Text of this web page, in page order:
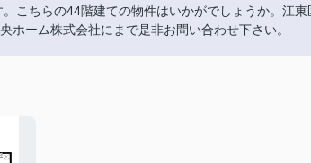
こちらの44階建ての物件はいかがでしょうか。江東
ーム株式会社にまで是非お問い合わせ下さい。